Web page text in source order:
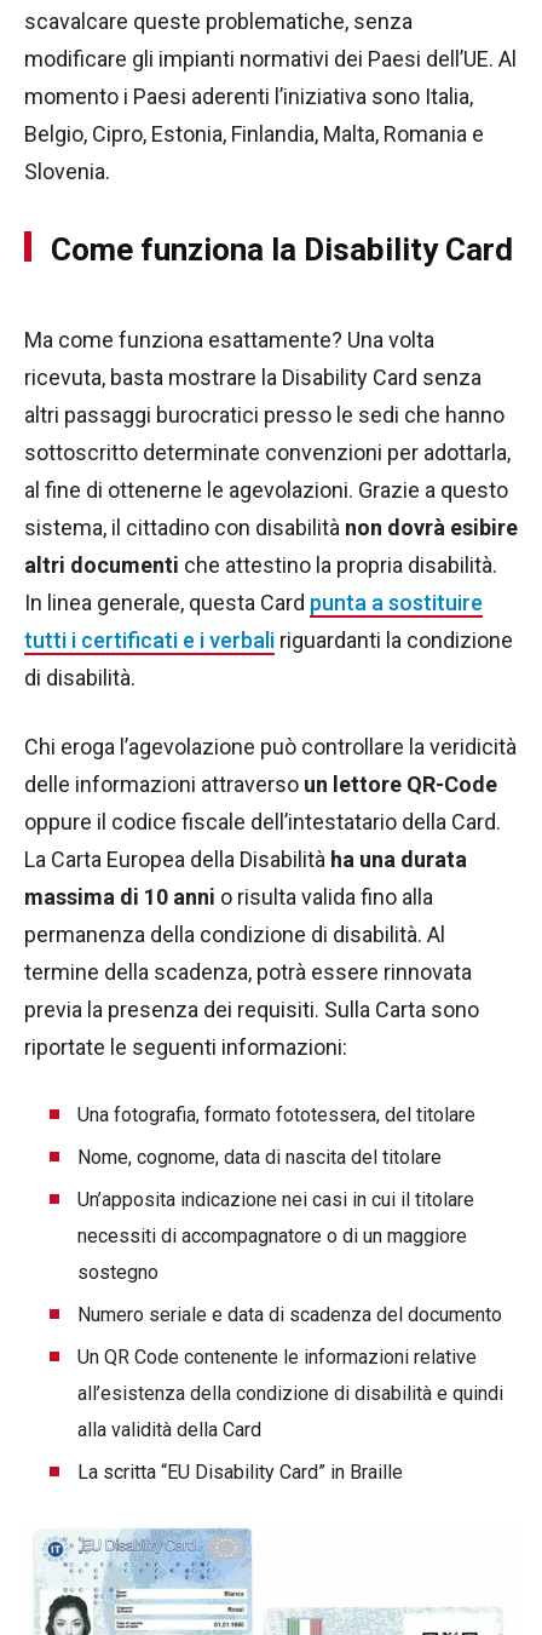
scavalcare queste problematiche, senza
modificare gli impianti normativi dei Paesi dell’UE. Al
momento i Paesi aderenti l’iniziativa sono Italia,
Belgio, Cipro, Estonia, Finlandia, Malta, Romania e
Slovenia.
Come funziona la Disability Card
Ma come funziona esattamente? Una volta
ricevuta, basta mostrare la Disability Card senza
altri passaggi burocratici presso le sedi che hanno
sottoscritto determinate convenzioni per adottarla,
al fine di ottenerne le agevolazioni. Grazie a questo
sistema, il cittadino con disabilità non dovrà esibire
altri documenti che attestino la propria disabilità.
In linea generale, questa Card punta a sostituire
tutti i certificati e i verbali riguardanti la condizione
di disabilità.
Chi eroga l’agevolazione può controllare la veridicità
delle informazioni attraverso un lettore QR-Code
oppure il codice fiscale dell’intestatario della Card.
La Carta Europea della Disabilità ha una durata
massima di 10 anni o risulta valida fino alla
permanenza della condizione di disabilità. Al
termine della scadenza, potrà essere rinnovata
previa la presenza dei requisiti. Sulla Carta sono
riportate le seguenti informazioni:
Una fotografia, formato fototessera, del titolare
Nome, cognome, data di nascita del titolare
Un’apposita indicazione nei casi in cui il titolare
necessiti di accompagnatore o di un maggiore
sostegno
Numero seriale e data di scadenza del documento
Un QR Code contenente le informazioni relative
all’esistenza della condizione di disabilità e quindi
alla validità della Card
La scritta “EU Disability Card” in Braille